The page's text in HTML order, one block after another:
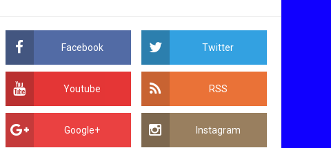
Facebook Twitter
Youtube RSS
Google+ Instagram